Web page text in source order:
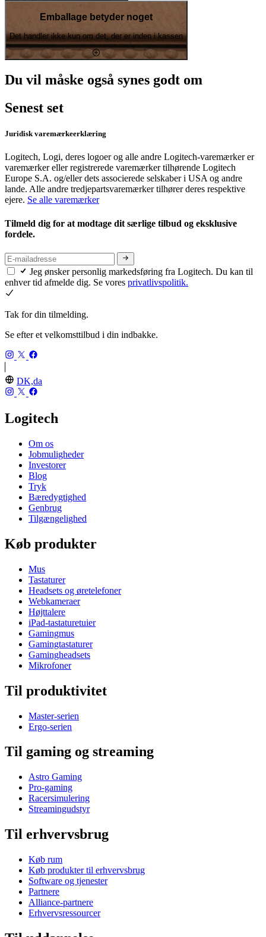
Emballage betyder noget
Det handler ikke kun om det, der er inden i kassen
Du vil måske også synes godt om
Senest set
Juridisk varemærkeerklæring
Logitech, Logi, deres logoer og alle andre Logitech-varemærker er
varemærker eller registrerede varemærker tilhørende Logitech
Europe S.A. og/eller dets associerede selskaber i USA og andre
lande. Alle andre tredjepartsvaremærker tilhører deres respektive
ejere. Se alle varemærker
Tilmeld dig for at modtage dit særlige tilbud og eksklusive
fordele.
Jeg ønsker personlig markedsføring fra Logitech. Du kan til
enhver tid afmelde dig. Se vores privatlivspolitik.
Tak for din tilmelding.
Se efter et velkomsttilbud i din indbakke.
DK,da
Logitech
Om os
Jobmuligheder
Investorer
Blog
Tryk
Bæredygtighed
Genbrug
Tilgængelighed
Køb produkter
Mus
Tastaturer
Headsets og øretelefoner
Webkameraer
Højttalere
iPad-tastaturetuier
Gamingmus
Gamingtastaturer
Gamingheadsets
Mikrofoner
Til produktivitet
Master-serien
Ergo-serien
Til gaming og streaming
Astro Gaming
Pro-gaming
Racersimulering
Streamingudstyr
Til erhvervsbrug
Køb rum
Køb produkter til erhvervsbrug
Software og tjenester
Partnere
Alliance-partnere
Erhvervsressourcer